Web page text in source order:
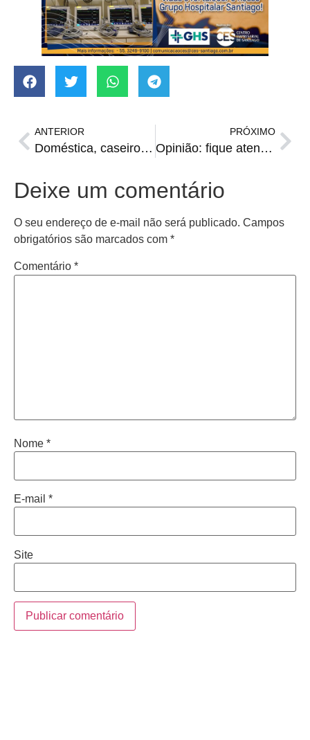
ANTERIOR
Doméstica, caseiro, técnico(a) de enfermagem e outras vagas do Sine para esta terça
PRÓXIMO
Opinião: fique atento aos candidatos que não se elegeram
Deixe um comentário
O seu endereço de e-mail não será publicado. Campos
obrigatórios são marcados com *
Comentário *
Nome *
E-mail *
Site